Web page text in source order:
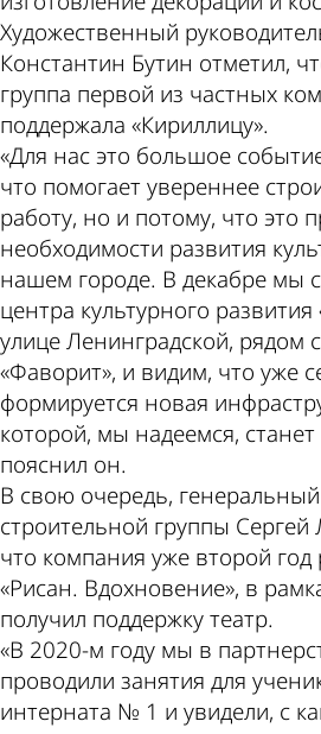
Художественный
Константин Бутин отметил,
группа первой из частных
поддержала «Кириллицу».
«Для нас это большое
что помогает увереннее
работу, но и потому, что это
необходимости развития
нашем городе. В декабре мы
центра культурного развития
улице Ленинградской, рядом
«Фаворит», и видим, что уже
формируется новая
которой, мы надеемся,
пояснил он.
В свою очередь,
строительной группы
что компания уже второй год
«Рисан. Вдохновение», в
получил поддержку театр.
«В 2020-м году мы в
проводили занятия для
интерната № 1 и увидели, с